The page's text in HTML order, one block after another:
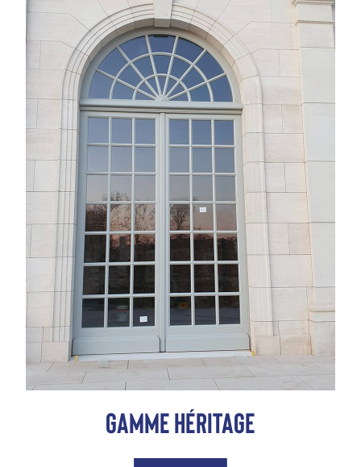
Gamme héritage